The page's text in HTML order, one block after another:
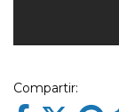
Compartir: